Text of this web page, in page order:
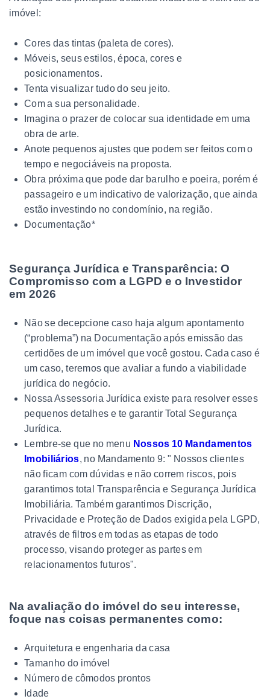
imóvel:
Cores das tintas (paleta de cores).
Móveis, seus estilos, época, cores e
posicionamentos.
Tenta visualizar tudo do seu jeito.
Com a sua personalidade.
Imagina o prazer de colocar sua identidade em uma
obra de arte.
Anote pequenos ajustes que podem ser feitos com o
tempo e negociáveis na proposta.
Obra próxima que pode dar barulho e poeira, porém é
passageiro e um indicativo de valorização, que ainda
estão investindo no condomínio, na região.
Documentação*
Segurança Jurídica e Transparência: O
Compromisso com a LGPD e o Investidor
em 2026
Não se decepcione caso haja algum apontamento
(“problema”) na Documentação após emissão das
certidões de um imóvel que você gostou. Cada caso é
um caso, teremos que avaliar a fundo a viabilidade
jurídica do negócio.
Nossa Assessoria Jurídica existe para resolver esses
pequenos detalhes e te garantir Total Segurança
Jurídica.
Lembre-se que no menu Nossos 10 Mandamentos
Imobiliários, no Mandamento 9: " Nossos clientes
não ficam com dúvidas e não correm riscos, pois
garantimos total Transparência e Segurança Jurídica
Imobiliária. Também garantimos Discrição,
Privacidade e Proteção de Dados exigida pela LGPD,
através de filtros em todas as etapas de todo
processo, visando proteger as partes em
relacionamentos futuros".
Na avaliação do imóvel do seu interesse,
foque nas coisas permanentes como:
Arquitetura e engenharia da casa
Tamanho do imóvel
Número de cômodos prontos
Idade